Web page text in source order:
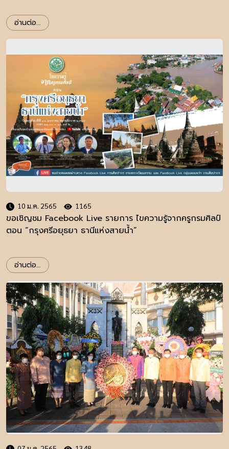
อ่านต่อ...
10 ม.ค. 2565 1165
ขอเชิญชม Facebook Live รายการ ไขความรู้จากครูกรมศิลป์
ตอน “กรุงศรีอยุธยา ธานีแห่งสายน้ำ”
อ่านต่อ...